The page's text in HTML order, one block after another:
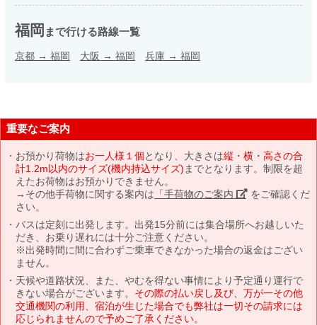
福岡 まで行ける路線一覧
京都 → 福岡 大阪 → 福岡 兵庫 → 福岡
重要なご案内
お預かり荷物はお一人様１個となり、大きさは縦・横・高さの合
計1.2m以内のサイズ(機内持込サイズ) までとなります。制限を超
えたお荷物はお預かりできません。
→その他手荷物に関する案内は 「手荷物のご案内」 をご確認くだ
さい。
バスは定刻に出発します。出発15分前には集合場所へお越しいた
だき、お乗り遅れには十分ご注意ください。
※出発時間に間に合わずご乗車できなかった場合の返金はござい
ません。
天候や道路状況、また、やむを得ない事情により予定通り運行で
きない場合がございます。 その際の払い戻し及び、万が一その他
交通機関の利用、宿泊が生じた場合でも弊社は一切その請求には
応じられませんので予めご了承ください。